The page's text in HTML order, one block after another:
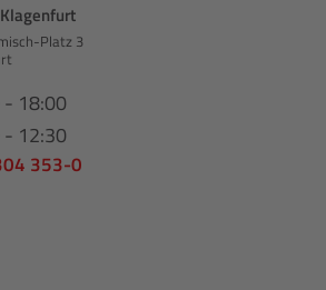
Platz 3
- 18:00
- 12:30
353-0